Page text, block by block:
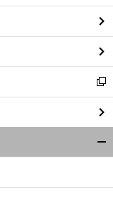
ン
ド
ウ
で
開
く
新
し
い
ウ
ィ
ン
ウ